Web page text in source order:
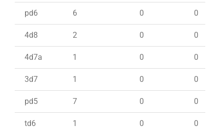
pd6 6 0 0
4d8 2 0 0
4d7a 1 0 0
3d7 1 0 0
pd5 7 0 0
td6 1 0 0